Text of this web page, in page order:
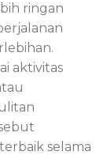
ringan
aktivitas
selama